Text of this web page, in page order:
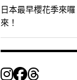
日本最早櫻花季來
來！